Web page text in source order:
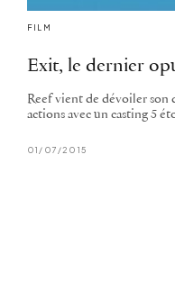
FILM
Exit, le dernier
Reef vient de dévoiler son
actions avec un casting 5
01/07/2015